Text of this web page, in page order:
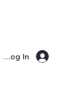
Log In